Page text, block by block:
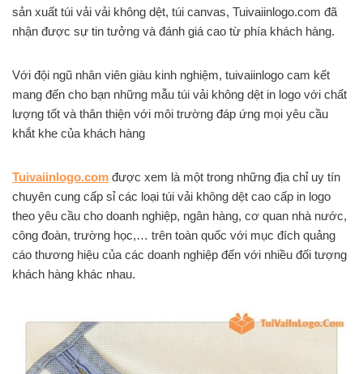
sản xuất túi vải vải không dệt, túi canvas, Tuivaiinlogo.com đã
nhận được sự tin tưởng và đánh giá cao từ phía khách hàng.
Với đội ngũ nhân viên giàu kinh nghiệm, tuivaiinlogo cam kết
mang đến cho bạn những mẫu túi vải không dệt in logo với chất
lượng tốt và thân thiện với môi trường đáp ứng mọi yêu cầu
khắt khe của khách hàng
Tuivaiinlogo.com được xem là một trong những địa chỉ uy tín
chuyên cung cấp sỉ các loại túi vải không dệt cao cấp in logo
theo yêu cầu cho doanh nghiệp, ngân hàng, cơ quan nhà nước,
công đoàn, trường học,… trên toàn quốc với mục đích quảng
cáo thương hiệu của các doanh nghiệp đến với nhiều đối tượng
khách hàng khác nhau.